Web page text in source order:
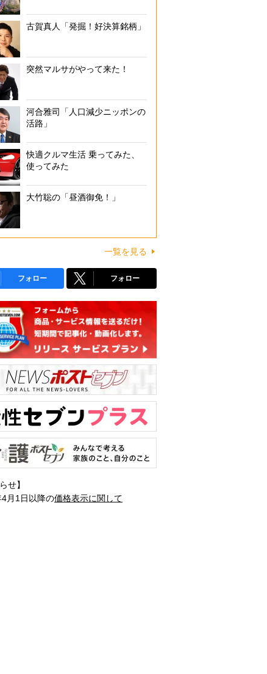
古賀真人「発掘！好決算銘柄」
突然マルサがやって来た！
河合雅司「人口減少ニッポンの
活路」
快適クルマ生活 乗ってみた、
使ってみた
大竹聡の「昼酒御免！」
一覧を見る
フォロー フォロー
せ】
月1日以降の価格表示に関して